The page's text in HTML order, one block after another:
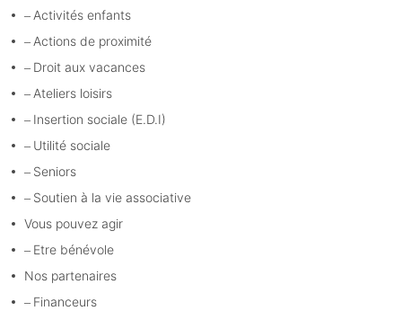
Activités enfants
Actions de proximité
Droit aux vacances
Ateliers loisirs
Insertion sociale (E.D.I)
Utilité sociale
Seniors
Soutien à la vie associative
Vous pouvez agir
Etre bénévole
Nos partenaires
Financeurs